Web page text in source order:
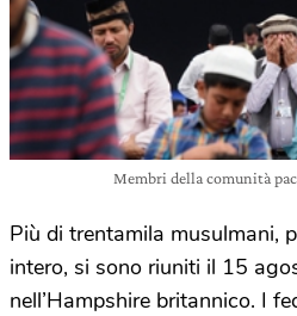
Membri della comunità
Più di trentamila musulmani,
intero, si sono riuniti il 15
nell’Hampshire britannico. I